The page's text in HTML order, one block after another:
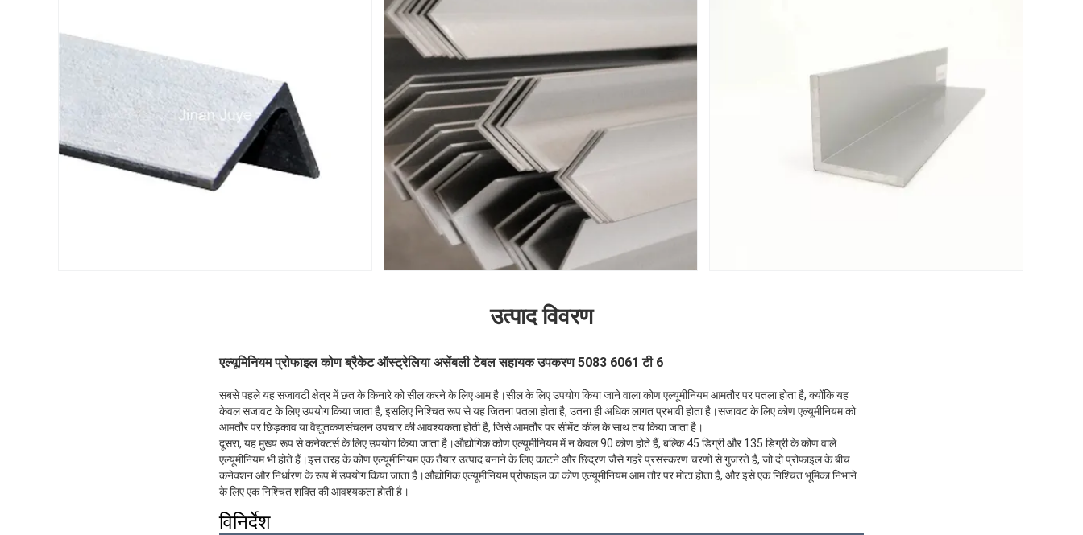
उत्पाद विवरण
एल्यूमिनियम प्रोफाइल कोण ब्रैकेट ऑस्ट्रेलिया असेंबली टेबल सहायक उपकरण 5083 6061 टी 6
सबसे पहले यह सजावटी क्षेत्र में छत के किनारे को सील करने के लिए आम है।सील के लिए उपयोग किया जाने वाला कोण एल्यूमीनियम आमतौर पर पतला होता है, क्योंकि यह
केवल सजावट के लिए उपयोग किया जाता है, इसलिए निश्चित रूप से यह जितना पतला होता है, उतना ही अधिक लागत प्रभावी होता है।सजावट के लिए कोण एल्यूमीनियम को
आमतौर पर छिड़काव या वैद्युतकणसंचलन उपचार की आवश्यकता होती है, जिसे आमतौर पर सीमेंट कील के साथ तय किया जाता है।
दूसरा, यह मुख्य रूप से कनेक्टर्स के लिए उपयोग किया जाता है।औद्योगिक कोण एल्यूमीनियम में न केवल 90 कोण होते हैं, बल्कि 45 डिग्री और 135 डिग्री के कोण वाले
एल्यूमीनियम भी होते हैं।इस तरह के कोण एल्यूमीनियम एक तैयार उत्पाद बनाने के लिए काटने और छिद्रण जैसे गहरे प्रसंस्करण चरणों से गुजरते हैं, जो दो प्रोफाइल के बीच
कनेक्शन और निर्धारण के रूप में उपयोग किया जाता है।औद्योगिक एल्यूमीनियम प्रोफ़ाइल का कोण एल्यूमीनियम आम तौर पर मोटा होता है, और इसे एक निश्चित भूमिका निभाने
के लिए एक निश्चित शक्ति की आवश्यकता होती है।
विनिर्देश